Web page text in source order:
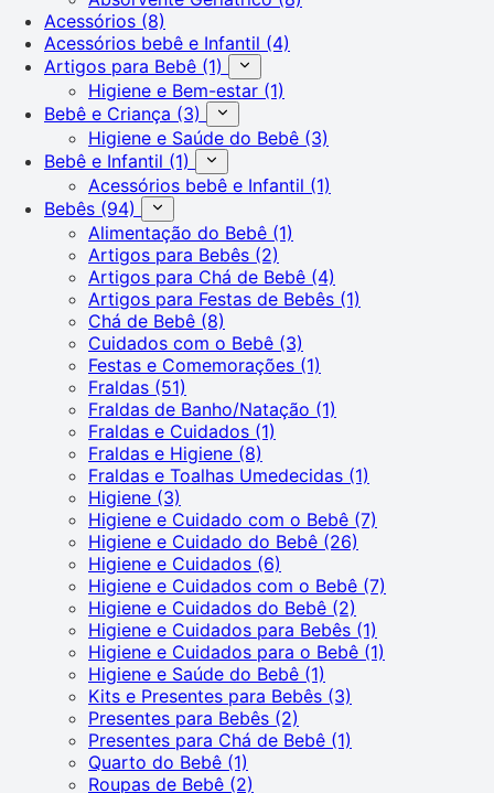
Acessórios (8)
Acessórios bebê e Infantil (4)
Artigos para Bebê (1)
Higiene e Bem-estar (1)
Bebê e Criança (3)
Higiene e Saúde do Bebê (3)
Bebê e Infantil (1)
Acessórios bebê e Infantil (1)
Bebês (94)
Alimentação do Bebê (1)
Artigos para Bebês (2)
Artigos para Chá de Bebê (4)
Artigos para Festas de Bebês (1)
Chá de Bebê (8)
Cuidados com o Bebê (3)
Festas e Comemorações (1)
Fraldas (51)
Fraldas de Banho/Natação (1)
Fraldas e Cuidados (1)
Fraldas e Higiene (8)
Fraldas e Toalhas Umedecidas (1)
Higiene (3)
Higiene e Cuidado com o Bebê (7)
Higiene e Cuidado do Bebê (26)
Higiene e Cuidados (6)
Higiene e Cuidados com o Bebê (7)
Higiene e Cuidados do Bebê (2)
Higiene e Cuidados para Bebês (1)
Higiene e Cuidados para o Bebê (1)
Higiene e Saúde do Bebê (1)
Kits e Presentes para Bebês (3)
Presentes para Bebês (2)
Presentes para Chá de Bebê (1)
Quarto do Bebê (1)
Roupas de Bebê (2)